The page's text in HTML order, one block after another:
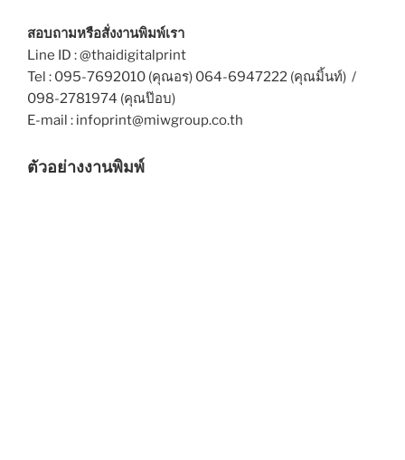
สอบถามหรือสั่งงานพิมพ์เรา
Line ID : @thaidigitalprint
Tel : 095-7692010 (คุณอร) 064-6947222 (คุณมิ้นท์) /
098-2781974 (คุณป๊อบ)
E-mail : infoprint@miwgroup.co.th
ตัวอย่างงานพิมพ์